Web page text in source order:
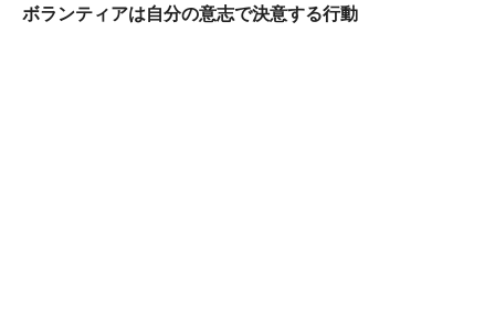
ボランティアは自分の意志で決意する行動